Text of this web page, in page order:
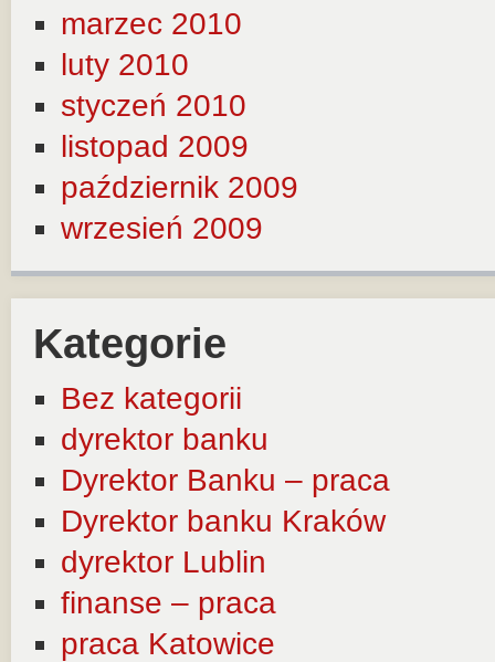
marzec 2010
luty 2010
styczeń 2010
listopad 2009
październik 2009
wrzesień 2009
Kategorie
Bez kategorii
dyrektor banku
Dyrektor Banku – praca
Dyrektor banku Kraków
dyrektor Lublin
finanse – praca
praca Katowice